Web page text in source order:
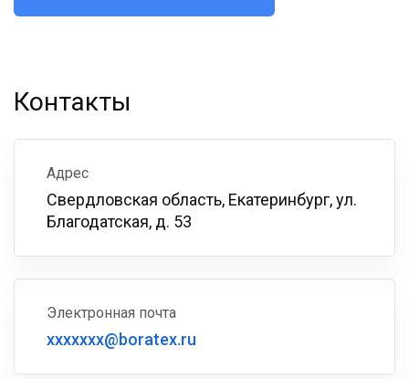
Контакты
Адрес
Свердловская область, Екатеринбург, ул.
Благодатская, д. 53
Электронная почта
xxxxxxx@boratex.ru